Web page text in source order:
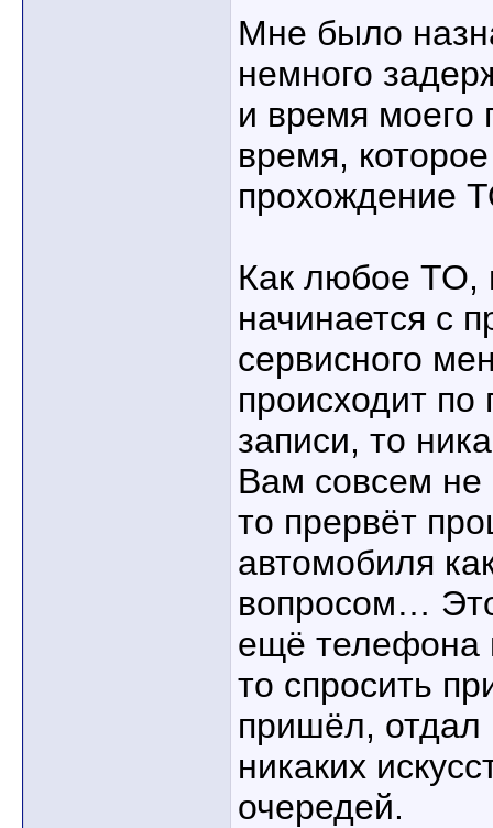
Мне было
немного
и время моего
время,
прохождение
Как любое ТО,
начинается с
сервисного
происходит по
записи, то
Вам совсем не
то прервёт
автомобиля
вопросом…
ещё телефона
то спросить
пришёл, отдал
никаких
очередей.